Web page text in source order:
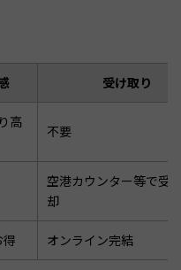
受け取り
高
不要
空港カウンター等で受
却
得 オンライン完結